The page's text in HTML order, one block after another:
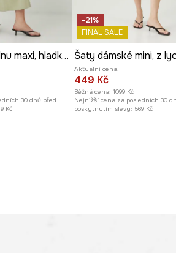
Šaty s příměsí lnu maxi, hladký povrch zelená barva
30 dnů před
Kč
-21%
FINAL SALE
Aktuální cena:
449 Kč
Běžná cena: 1099 Kč
Nejnižší cena za posledních 30
poskytnutím slevy: 569 Kč